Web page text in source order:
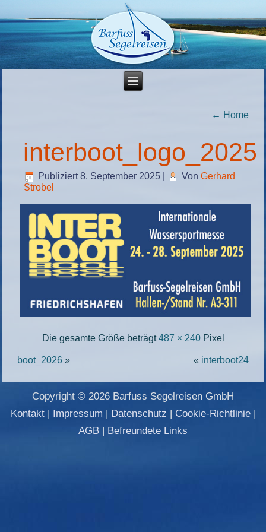
← Home
interboot_logo_2025
Publiziert 8. September 2025 Von Gerhard
Strobel
Die gesamte Größe beträgt487 × 240Pixel
boot_2026 » « interboot24
Copyright © 2026 Barfuss Segelreisen GmbH
Kontakt| Impressum Datenschutz Cookie-Richtlinie|
AGB
Befreundete Links